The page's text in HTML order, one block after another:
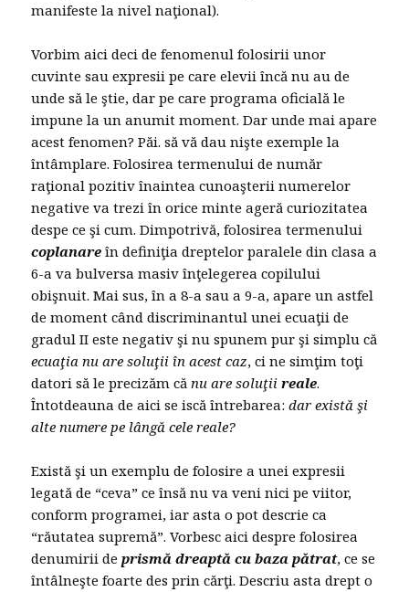
manifeste la nivel naţional).
Vorbim aici deci de fenomenul folosirii unor
cuvinte sau expresii pe care elevii încă nu au de
unde să le ştie, dar pe care programa oficială le
impune la un anumit moment. Dar unde mai apare
acest fenomen? Păi. să vă dau nişte exemple la
întâmplare. Folosirea termenului de număr
raţional pozitiv înaintea cunoaşterii numerelor
negative va trezi în orice minte ageră curiozitatea
despe ce şi cum. Dimpotrivă, folosirea termenului
coplanare în definiţia dreptelor paralele din clasa a
6-a va bulversa masiv înţelegerea copilului
obişnuit. Mai sus, în a 8-a sau a 9-a, apare un astfel
de moment când discriminantul unei ecuaţii de
gradul II este negativ şi nu spunem pur şi simplu că
ecuaţia nu are soluţii în acest caz, ci ne simţim toţi
datori să le precizăm cănu are soluţiireale.
Întotdeauna de aici se iscă întrebarea:dar există şi
alte numere pe lângă cele reale?
Există şi un exemplu de folosire a unei expresii
legată de “ceva” ce însă nu va veni nici pe viitor,
conform programei, iar asta o pot descrie ca
“răutatea supremă”. Vorbesc aici despre folosirea
denumirii deprismă dreaptă cu baza pătrat, ce se
întâlneşte foarte des prin cărţi. Descriu asta drept o